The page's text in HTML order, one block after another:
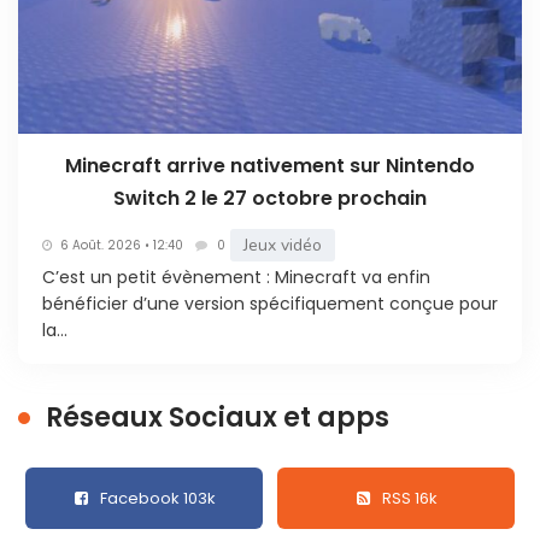
Minecraft arrive nativement sur Nintendo
Switch 2 le 27 octobre prochain
6 Août. 2026 • 12:40 0 Jeux vidéo
C’est un petit évènement : Minecraft va enfin
bénéficier d’une version spécifiquement conçue pour
la...
Réseaux Sociaux et apps
Facebook 103k RSS 16k